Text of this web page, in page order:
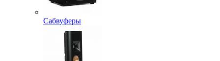
Сабвуферы